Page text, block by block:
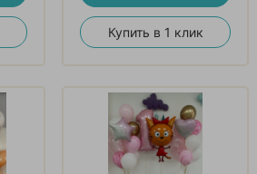
Купить в 1 клик